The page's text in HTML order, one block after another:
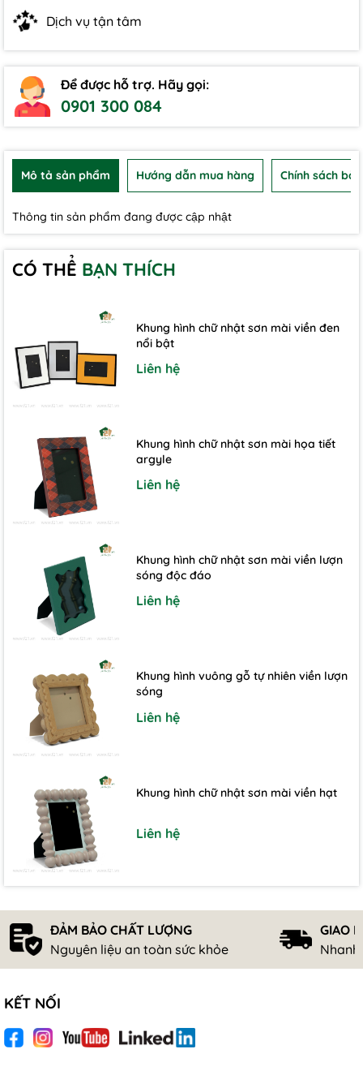
Dịch vụ tận tâm
Để được hỗ trợ. Hãy gọi:
0901 300 084
Mô tả sản phẩm Hướng dẫn mua hàng Chính sách
Thông tin sản phẩm đang được cập nhật
CÓ THỂ BẠN THÍCH
Khung hình chữ nhật sơn mài viền đen
nổi bật
Liên hệ
Khung hình chữ nhật sơn mài họa tiết
argyle
Liên hệ
Khung hình chữ nhật sơn mài viền lượn
sóng độc đáo
Liên hệ
Khung hình vuông gỗ tự nhiên viền lượn
sóng
Liên hệ
Khung hình chữ nhật sơn mài viền hạt
Liên hệ
ĐẢM BẢO CHẤT LƯỢNG
Nguyên liệu an toàn sức khỏe
GIAO
KẾT NỐI